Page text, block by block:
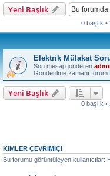
Yeni Başlık
0 başlık •
Elektrik Mülakat
Son mesaj gönderen
Gönderilme zamanı forum
Yeni Başlık
0 başlık •
KIMLER ÇEVRIMIÇI
Bu forumu görüntüleyen kullanıcılar: